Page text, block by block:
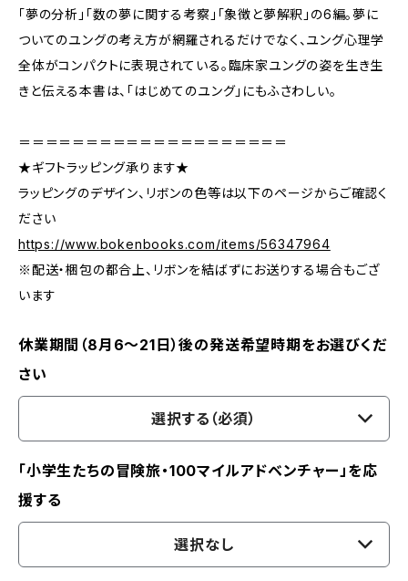
「夢の分析」「数の夢に関する考察」「象徴と夢解釈」の6編。夢に
ついてのユングの考え方が網羅されるだけでなく、ユング心理学
全体がコンパクトに表現されている。臨床家ユングの姿を生き生
きと伝える本書は、「はじめてのユング」にもふさわしい。
＝＝＝＝＝＝＝＝＝＝＝＝＝＝＝＝＝＝＝＝
★ギフトラッピング承ります★
ラッピングのデザイン、リボンの色等は以下のページからご確認く
ださい
https://www.bokenbooks.com/items/56347964
※配送・梱包の都合上、リボンを結ばずにお送りする場合もござ
います
休業期間（8月6〜21日）後の発送希望時期をお選びくだ
さい
選択する（必須）
「小学生たちの冒険旅・100マイルアドベンチャー」を応
援する
選択なし